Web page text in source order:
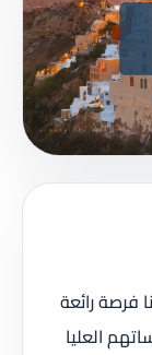
فرصة رائعة
العليا